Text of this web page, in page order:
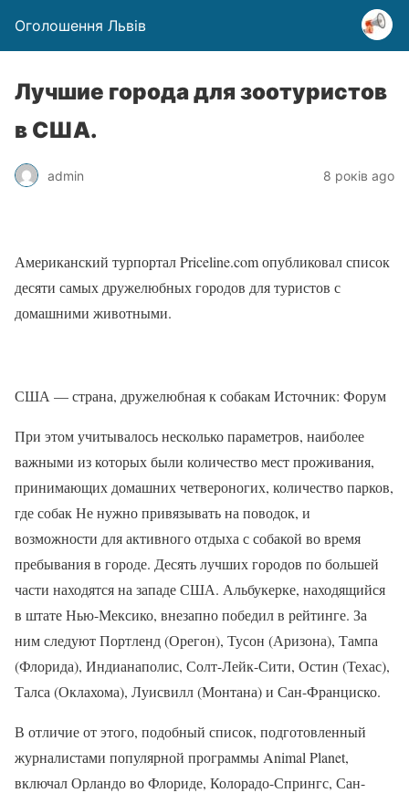
Оголошення Львів
Лучшие города для зоотуристов
в США.
admin 8 років ago
Американский турпортал Priceline.com опубликовал список
десяти самых дружелюбных городов для туристов с
домашними животными.
США — страна, дружелюбная к собакам Источник: Форум
При этом учитывалось несколько параметров, наиболее
важными из которых были количество мест проживания,
принимающих домашних четвероногих, количество парков,
где собак Не нужно привязывать на поводок, и
возможности для активного отдыха с собакой во время
пребывания в городе. Десять лучших городов по большей
части находятся на западе США. Альбукерке, находящийся
в штате Нью-Мексико, внезапно победил в рейтинге. За
ним следуют Портленд (Орегон), Тусон (Аризона), Тампа
(Флорида), Индианаполис, Солт-Лейк-Сити, Остин (Техас),
Талса (Оклахома), Луисвилл (Монтана) и Сан-Франциско.
В отличие от этого, подобный список, подготовленный
журналистами популярной программы Animal Planet,
включал Орландо во Флориде, Колорадо-Спрингс, Сан-